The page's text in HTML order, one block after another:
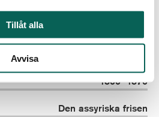
Tillåt alla
Avvisa
1800–1870
Den assyriska frisen